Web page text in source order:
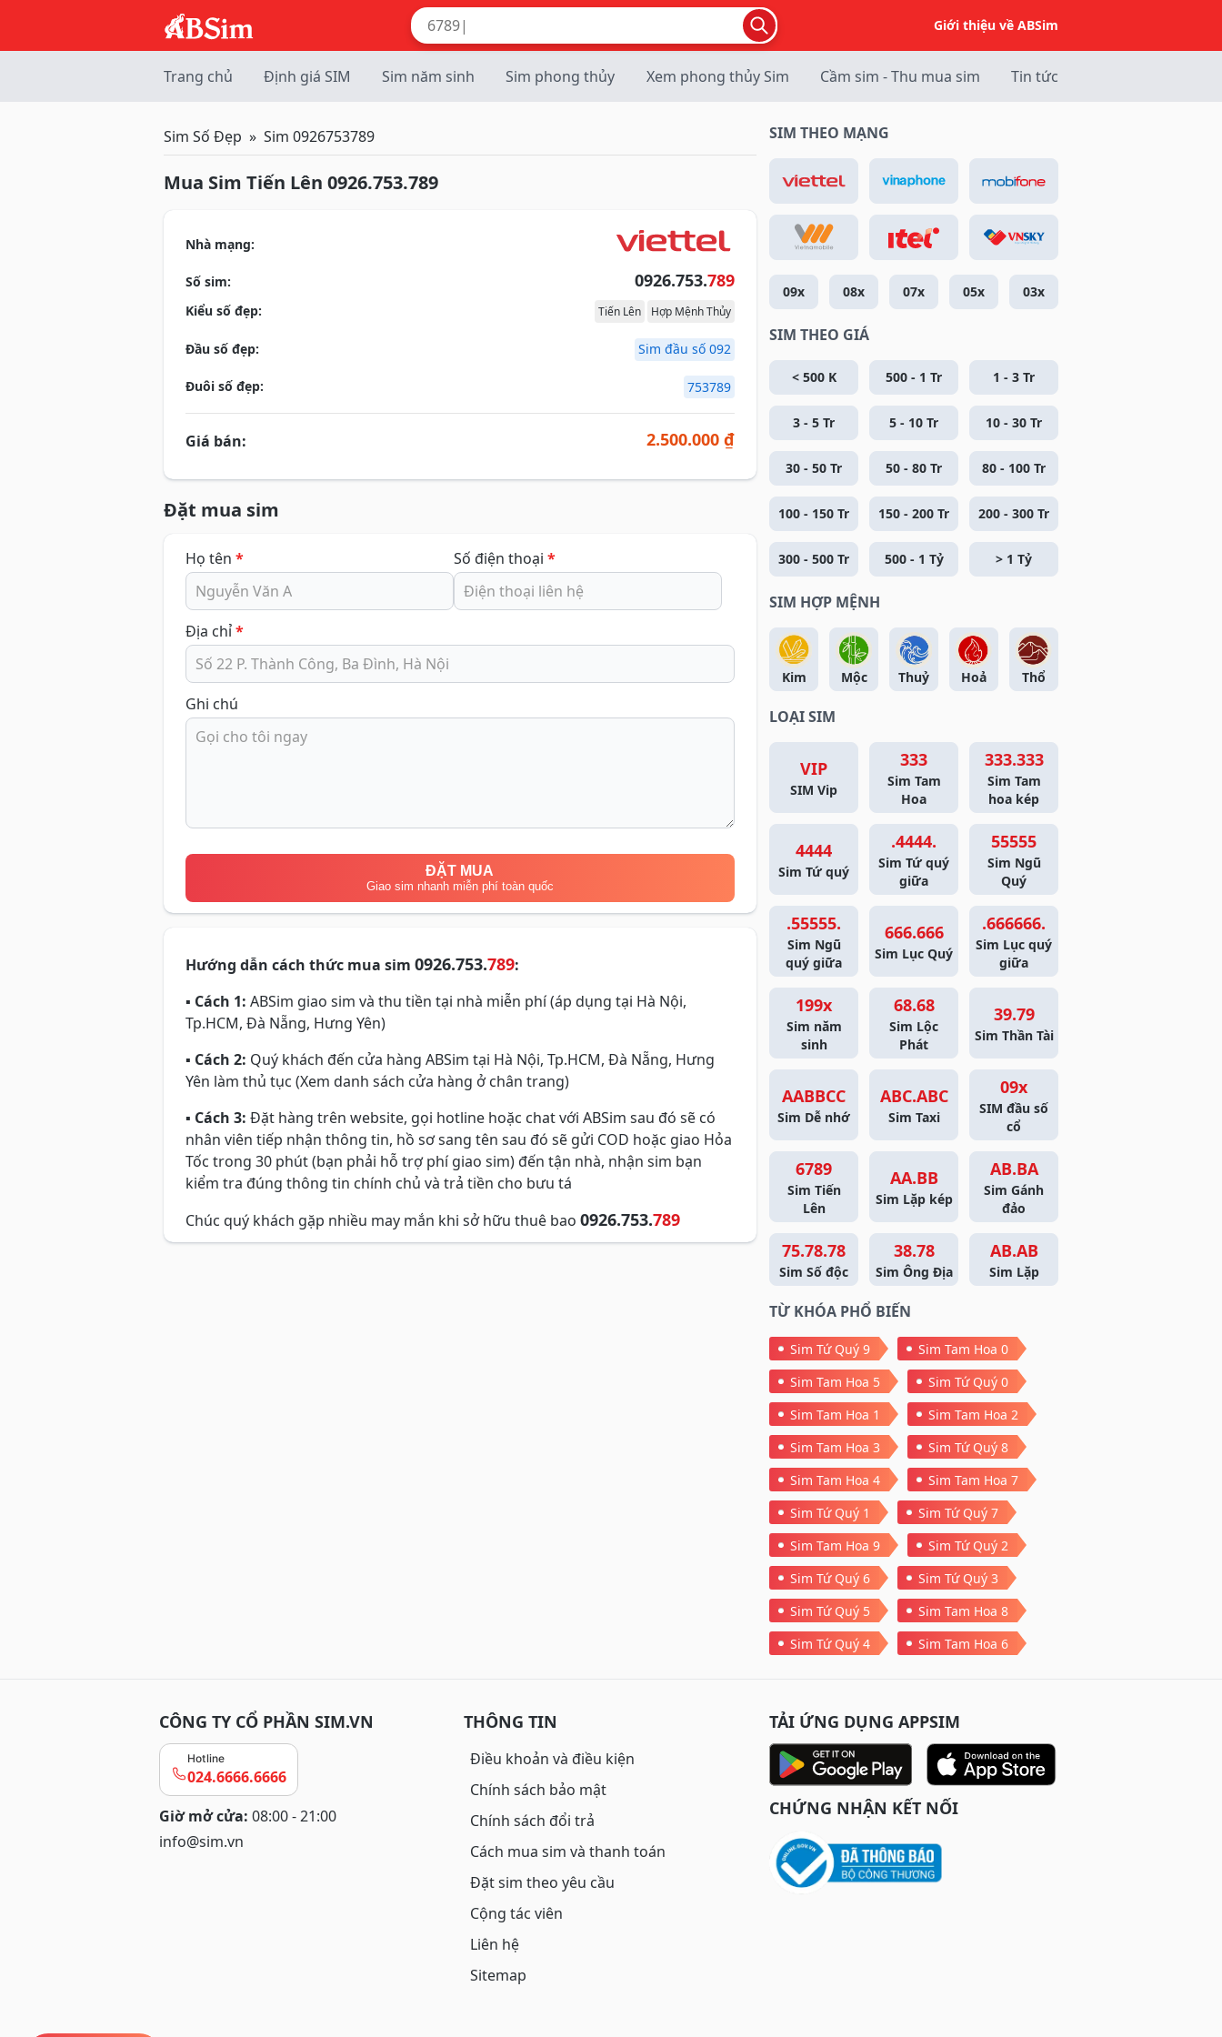
Giới thiệu về ABSim
Trang chủ Định giá SIM Sim năm sinh Sim phong thủy Xem phong thủy Sim Cầm sim - Thu mua sim Tin tức
Sim Số Đẹp Sim 0926753789
Mua Sim Tiến Lên 0926.753.789
Nhà mạng:
Số sim: 0926.753.789
Kiểu số đẹp: Tiến Lên Hợp Mệnh Thủy
Đầu số đẹp: Sim đầu số 092
Đuôi số đẹp: 753789
Giá bán: 2.500.000 ₫
Đặt mua sim
Họ tên * Số điện thoại *
Địa chỉ*
Ghi chú
ĐẶT MUA
Giao sim nhanh miễn phí toàn quốc
Hướng dẫn cách thức mua sim 0926.753.789:
▪ Cách 1: ABSim giao sim và thu tiền tại nhà miễn phí (áp dụng tại Hà Nội,
Tp.HCM, Đà Nẵng, Hưng Yên)
▪ Cách 2: Quý khách đến cửa hàng ABSim tại Hà Nội, Tp.HCM, Đà Nẵng, Hưng
Yên làm thủ tục (Xem danh sách cửa hàng ở chân trang)
▪ Cách 3: Đặt hàng trên website, gọi hotline hoặc chat với ABSim sau đó sẽ có
nhân viên tiếp nhận thông tin, hồ sơ sang tên sau đó sẽ gửi COD hoặc giao Hỏa
Tốc trong 30 phút (bạn phải hỗ trợ phí giao sim) đến tận nhà, nhận sim bạn
kiểm tra đúng thông tin chính chủ và trả tiền cho bưu tá
Chúc quý khách gặp nhiều may mắn khi sở hữu thuê bao 0926.753.789
SIM THEO MẠNG
09x 08x 07x 05x 03x
SIM THEO GIÁ
< 500 K 500 - 1 Tr 1 - 3 Tr
3 - 5 Tr 5 - 10 Tr 10 - 30 Tr
30 - 50 Tr 50 - 80 Tr 80 - 100 Tr
100 - 150 Tr 150 - 200 Tr 200 - 300 Tr
300 - 500 Tr 500 - 1 Tỷ > 1 Tỷ
SIM HỢP MỆNH
Kim Mộc Thuỷ Hoả Thổ
LOẠI SIM
VIP
SIM Vip
333
Sim Tam
Hoa
333.333
Sim Tam
hoa kép
4444
Sim Tứ quý
.4444.
Sim Tứ quý
giữa
55555
Sim Ngũ
Quý
.55555.
Sim Ngũ
quý giữa
666.666
Sim Lục Quý
.666666.
Sim Lục quý
giữa
199x
Sim năm
sinh
68.68
Sim Lộc
Phát
39.79
Sim Thần Tài
AABBCC
Sim Dễ nhớ
ABC.ABC
Sim Taxi
09x
SIM đầu số
cổ
6789
Sim Tiến
Lên
AA.BB
Sim Lặp kép
AB.BA
Sim Gánh
đảo
75.78.78
Sim Số độc
38.78
Sim Ông Địa
AB.AB
Sim Lặp
TỪ KHÓA PHỔ BIẾN
Sim Tứ Quý 9
Sim Tam Hoa 0
Sim Tam Hoa 5
Sim Tứ Quý 0
Sim Tam Hoa 1
Sim Tam Hoa 2
Sim Tam Hoa 3
Sim Tứ Quý 8
Sim Tam Hoa 4
Sim Tam Hoa 7
Sim Tứ Quý 1
Sim Tứ Quý 7
Sim Tam Hoa 9
Sim Tứ Quý 2
Sim Tứ Quý 6
Sim Tứ Quý 3
Sim Tứ Quý 5
Sim Tam Hoa 8
Sim Tứ Quý 4
Sim Tam Hoa 6
CÔNG TY CỔ PHẦN SIM.VN
Hotline
024.6666.6666
Giờ mở cửa: 08:00 - 21:00
info@sim.vn
THÔNG TIN
Điều khoản và điều kiện
Chính sách bảo mật
Chính sách đổi trả
Cách mua sim và thanh toán
Đặt sim theo yêu cầu
Cộng tác viên
Liên hệ
Sitemap
TẢI ỨNG DỤNG APPSIM
CHỨNG NHẬN KẾT NỐI